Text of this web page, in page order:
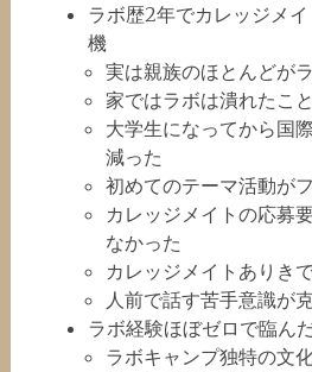
ラボ歴2年でカレッジメ
機
実は親族のほとんどが
家ではラボは潰れたこ
大学生になってから国
減った
初めてのテーマ活動が
カレッジメイトの応募
なかった
カレッジメイトありき
人前で話す苦手意識が
ラボ経験ほぼゼロで臨ん
ラボキャンプ独特の文